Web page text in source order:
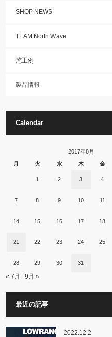
SHOP NEWS
TEAM North Wave
施工例
製品情報
Calendar
2017年8月
月
火 水 木 金
1 2 3 4
7 8 9 10 11
14 15 16 17 18
21 22 23 24 25
28 29 30 31
« 7月 9月 »
最近の記事
2022.12.2